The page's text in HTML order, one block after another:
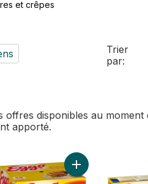
et crêpes
Trier
par:
disponibles au moment
apporté.
au panier
Originale, au panierAjouter Gaufres,